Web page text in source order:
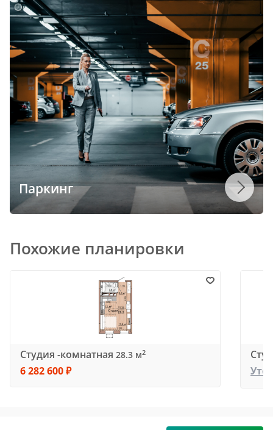
Паркинг
Похожие планировки
Студия -комнатная 28.3 м2
6 282 600 ₽